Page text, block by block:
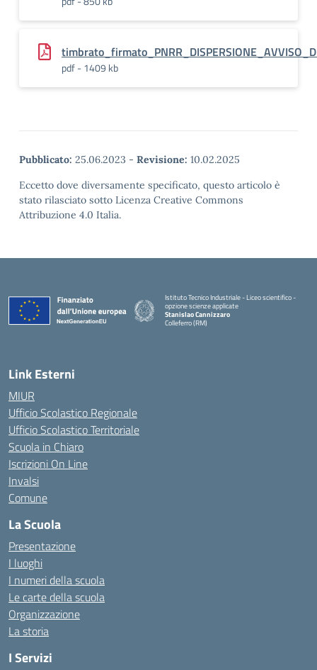
pdf - 1409 kb
Pubblicato: 25.06.2023 - Revisione: 10.02.2025
Eccetto dove diversamente specificato, questo articolo è
stato rilasciato sotto Licenza Creative Commons
Attribuzione 4.0 Italia.
Istituto Tecnico Industriale - Liceo scientifico -
opzione scienze applicate
Stanislao Cannizzaro
Colleferro (RM)
Link Esterni
MIUR
Ufficio Scolastico Regionale
Ufficio Scolastico Territoriale
Scuola in Chiaro
Iscrizioni On Line
Invalsi
Comune
La Scuola
Presentazione
I luoghi
I numeri della scuola
Le carte della scuola
Organizzazione
La storia
I Servizi